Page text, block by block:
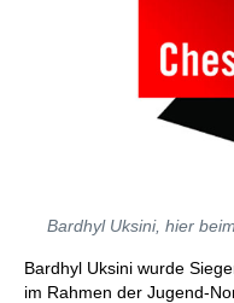
Bardhyl Uksini, hier
Bardhyl Uksini wurde
im Rahmen der Jugend-